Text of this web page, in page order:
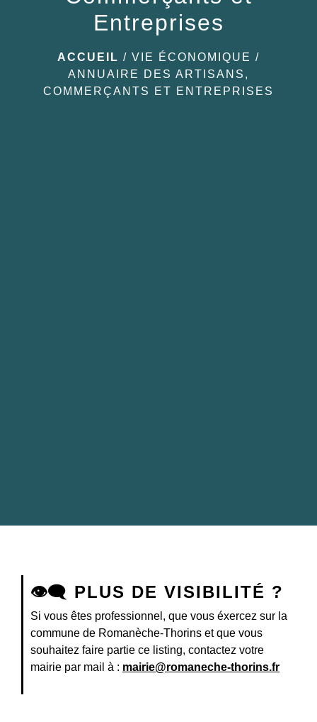
Entreprises
ACCUEIL / VIE ÉCONOMIQUE /
ANNUAIRE DES ARTISANS,
COMMERÇANTS ET ENTREPRISES
👁‍🗨 PLUS DE VISIBILITÉ ?
Si vous êtes professionnel, que vous éxercez sur la
commune de Romanèche-Thorins et que vous
souhaitez faire partie ce listing, contactez votre
mairie par mail à : mairie@romaneche-thorins.fr